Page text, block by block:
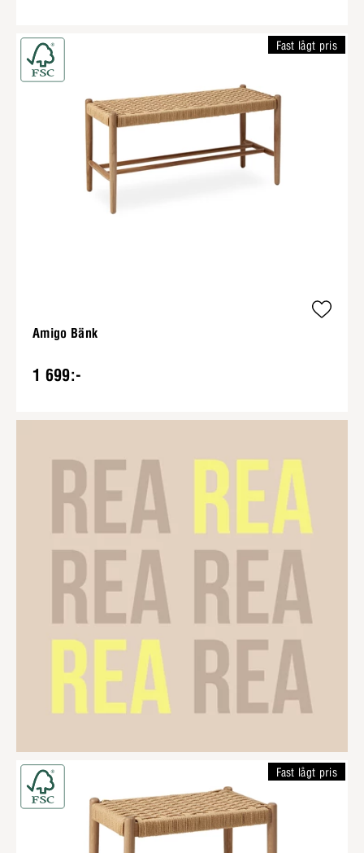
Amigo Bänk
1 699:-
Fast lågt pris
Fast lågt pris